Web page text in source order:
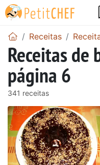
Receitas
Receitas de
página 6
341 receitas